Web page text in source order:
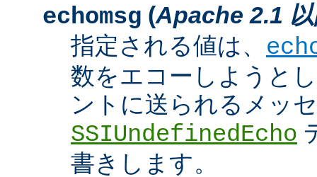
echomsg (Apache 2.1
指定される値は、
数をエコーしようと
ントに送られるメッ
SSIUndefinedEcho
書きします。